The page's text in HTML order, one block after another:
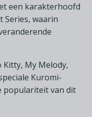
een karakterhoofd
Series, waarin
My Melody,
Kuromi-
populariteit van dit